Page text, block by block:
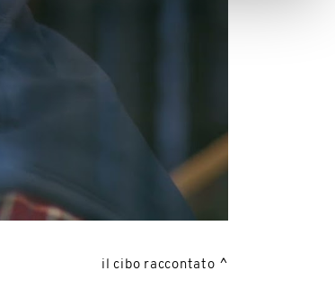
il cibo raccontato